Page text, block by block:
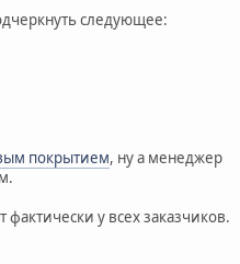
следующее:
покрытием, ну а менеджер
у всех заказчиков.